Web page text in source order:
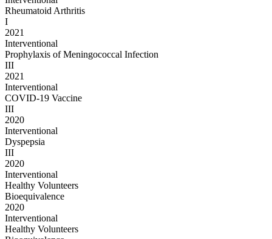
Rheumatoid Arthritis
I
2021
Interventional
Prophylaxis of Meningococcal Infection
III
2021
Interventional
COVID-19 Vaccine
III
2020
Interventional
Dyspepsia
III
2020
Interventional
Healthy Volunteers
Bioequivalence
2020
Interventional
Healthy Volunteers